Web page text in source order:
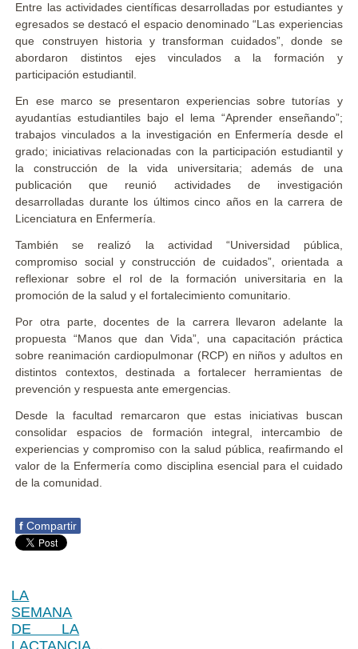
Entre las actividades científicas desarrolladas por estudiantes y
egresados se destacó el espacio denominado “Las experiencias
que construyen historia y transforman cuidados”, donde se
abordaron distintos ejes vinculados a la formación y
participación estudiantil.
En ese marco se presentaron experiencias sobre tutorías y
ayudantías estudiantiles bajo el lema “Aprender enseñando”;
trabajos vinculados a la investigación en Enfermería desde el
grado; iniciativas relacionadas con la participación estudiantil y
la construcción de la vida universitaria; además de una
publicación que reunió actividades de investigación
desarrolladas durante los últimos cinco años en la carrera de
Licenciatura en Enfermería.
También se realizó la actividad “Universidad pública,
compromiso social y construcción de cuidados”, orientada a
reflexionar sobre el rol de la formación universitaria en la
promoción de la salud y el fortalecimiento comunitario.
Por otra parte, docentes de la carrera llevaron adelante la
propuesta “Manos que dan Vida”, una capacitación práctica
sobre reanimación cardiopulmonar (RCP) en niños y adultos en
distintos contextos, destinada a fortalecer herramientas de
prevención y respuesta ante emergencias.
Desde la facultad remarcaron que estas iniciativas buscan
consolidar espacios de formación integral, intercambio de
experiencias y compromiso con la salud pública, reafirmando el
valor de la Enfermería como disciplina esencial para el cuidado
de la comunidad.
f Compartir
LA
SEMANA
DE LA